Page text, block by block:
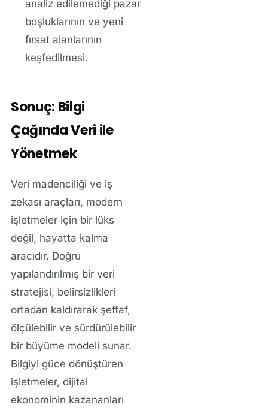
analiz edilemediği pazar
boşluklarının ve yeni
fırsat alanlarının
keşfedilmesi.
Sonuç: Bilgi
Çağında Veri ile
Yönetmek
Veri madenciliği ve iş
zekası araçları, modern
işletmeler için bir lüks
değil, hayatta kalma
aracıdır. Doğru
yapılandırılmış bir veri
stratejisi, belirsizlikleri
ortadan kaldırarak şeffaf,
ölçülebilir ve sürdürülebilir
bir büyüme modeli sunar.
Bilgiyi güce dönüştüren
işletmeler, dijital
ekonominin kazananları